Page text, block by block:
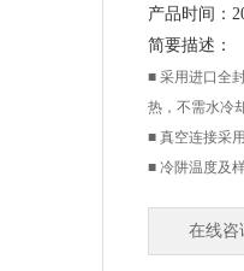
产品时间：
简要描述：
■ 采用进口全
热，不需水冷
■ 真空连接采
■ 冷阱温度及
在线咨